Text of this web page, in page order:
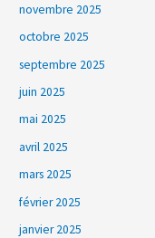
novembre 2025
octobre 2025
septembre 2025
juin 2025
mai 2025
avril 2025
mars 2025
février 2025
janvier 2025